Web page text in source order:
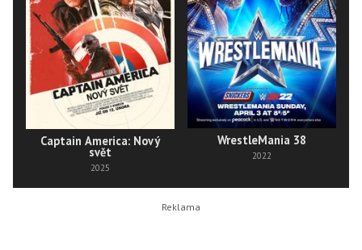
Captain America: Nový
svět
2025
WrestleMania 38
2022